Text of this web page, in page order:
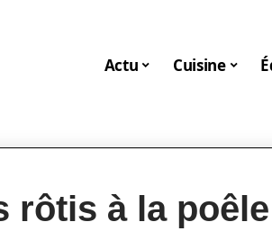
Actu Cuisine
rôtis à la